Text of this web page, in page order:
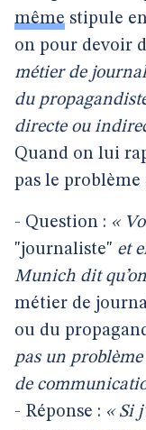
même stipule
on pour devoir
métier de
du
directe ou
Quand on lui
pas le problème
- Question : «
"journaliste" et
Munich dit
métier de
ou du
pas un
de
- Réponse : « Si